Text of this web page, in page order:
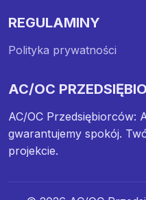
REGULAMINY
Polityka prywatności
AC/OC
AC/OC Przedsiębiorców:
gwarantujemy spokój.
projekcie.